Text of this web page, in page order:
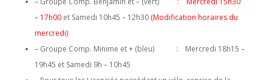
– 17h00et Samedi 10h45 – 12h30 (Modification horaires du
mercredi)
– Groupe Comp. Minime et + (bleu) : Mercredi 18h15 –
19h45 et Samedi 9h – 10h45